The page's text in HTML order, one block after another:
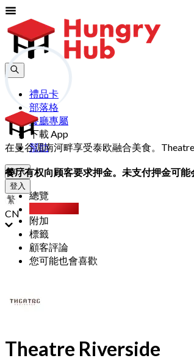
禮品卡
部落格
餐廳專屬
下載 App
幫助
加入
登入
CN
在曼谷湄南河畔享受泰欧融合美食。
餐厅有权向顾客要求押金。未支付押金可能
總覽
附加
標籤
顧客評論
您可能也會喜歡
Theatre Riverside